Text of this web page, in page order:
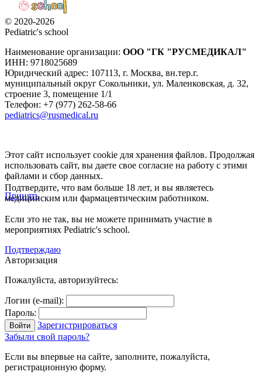
© 2020-2026
Pediatric's school
Наименование организации: ООО "ГК "РУСМЕДИКАЛ"
ИНН: 9718025689
Юридический адрес: 107113, г. Москва, вн.тер.г.
муниципальный округ Сокольники, ул. Маленковская, д. 32,
строение 3, помещение 1/1
Телефон: +7 (977) 262-58-66
pediatrics@rusmedical.ru
Этот сайт использует cookie для хранения файлов. Продолжая
использовать сайт, вы даете свое согласие на работу с этими
файлами и сбор данных.
Принять
Подтвердите, что вам больше 18 лет, и вы являетесь
медицинским или фармацевтическим работником.
Если это не так, вы не можете принимать участие в
мероприятиях Pediatric's school.
Подтверждаю
Авторизация
Пожалуйста, авторизуйтесь:
Логин (e-mail):
Пароль:
Зарегистрироваться
Забыли свой пароль?
Если вы впервые на сайте, заполните, пожалуйста,
регистрационную форму.